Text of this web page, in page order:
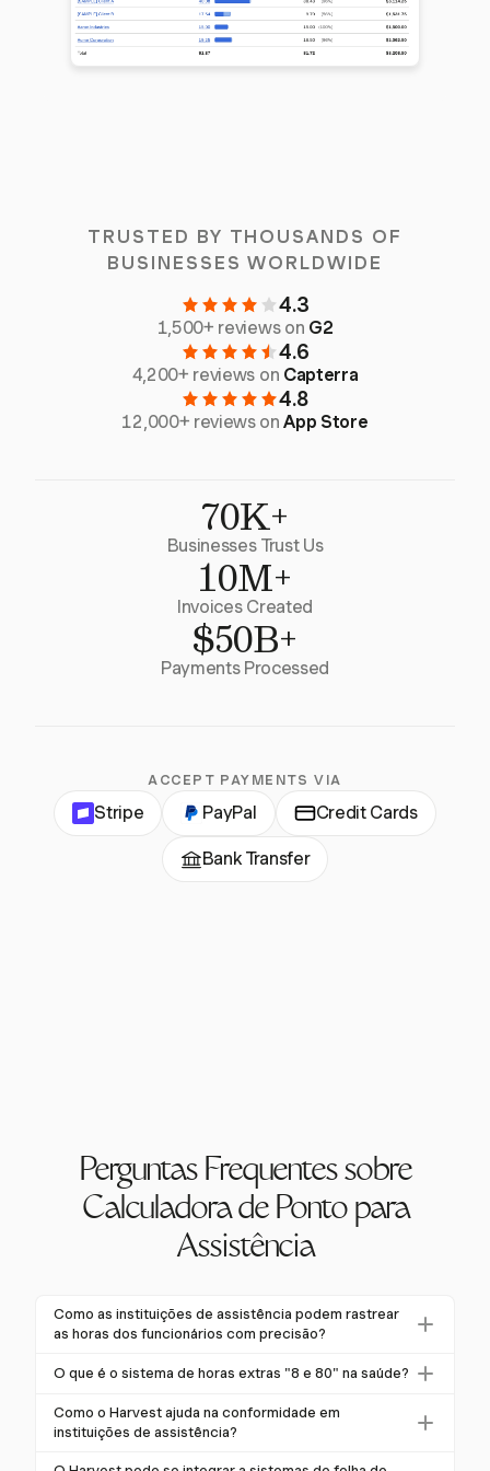
TRUSTED BY THOUSANDS OF
BUSINESSES WORLDWIDE
4.3
1,500+ reviews on G2
4.6
4,200+ reviews on Capterra
4.8
12,000+ reviews onApp Store
70K+
Businesses Trust Us
10M+
Invoices Created
$50B+
Payments Processed
ACCEPT PAYMENTS VIA
Stripe PayPal Credit Cards
Bank Transfer
Perguntas Frequentes sobre
Calculadora de Ponto para
Assistência
Como as instituições de assistência podem rastrear
as horas dos funcionários com precisão?
As instituições de assistência podem rastrear as horas
modernos de controle de ponto como o Harvest.
Esses sistemas permitem o registro preciso dos
horários de entrada/saída e das pausas, reduzindo
O que é o sistema de horas extras "8 e 80" na saúde?
O sistema "8 e 80" permite que instituições de saúde,
incluindo assistência, paguem horas extras após mais
Como o Harvest ajuda na conformidade em
instituições de assistência?
O Harvest auxilia na conformidade fornecendo